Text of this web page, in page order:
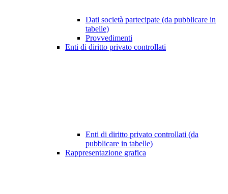
Dati società partecipate (da pubblicare in
tabelle)
Provvedimenti
Enti di diritto privato controllati
Enti di diritto privato controllati (da
pubblicare in tabelle)
Rappresentazione grafica